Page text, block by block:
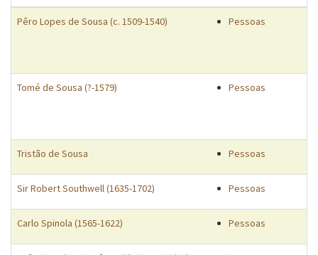
Pêro Lopes de Sousa (c. 1509-1540) Pessoas
Tomé de Sousa (?-1579) Pessoas
Tristão de Sousa Pessoas
Sir Robert Southwell (1635-1702) Pessoas
Carlo Spinola (1565-1622) Pessoas